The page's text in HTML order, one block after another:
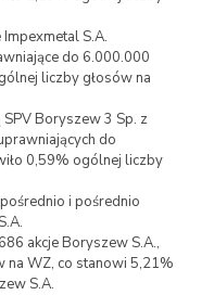
S.A.
do 6.000.000
liczby głosów na
Boryszew 3 Sp. z
do
0,59% ogólnej liczby
i pośrednio
akcje Boryszew S.A.,
na WZ, co stanowi 5,21%
S.A.